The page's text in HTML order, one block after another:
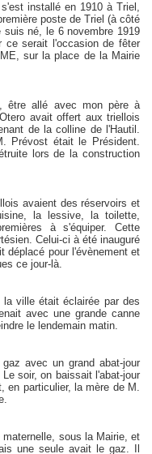
installé en 1910 à Triel,
poste de Triel (à côté
né, le 6 novembre 1919
ce serait l'occasion de fêter
sur la place de la Mairie
être allé avec mon père à
avait offert aux triellois
de la colline de l'Hautil.
Prévost était le Président.
lors de la construction
avaient des réservoirs et
la lessive, la toilette,
à s'équiper. Cette
Celui-ci à été inauguré
déplacé pour l'évènement et
ce jour-là.
ville était éclairée par des
avec une grande canne
le lendemain matin.
avec un grand abat-jour
soir, on baissait l'abat-jour
en particulier, la mère de M.
sous la Mairie, et
une seule avait le gaz. Il